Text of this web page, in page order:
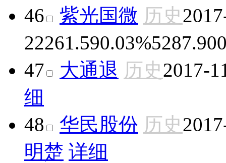
46
紫光国微 历史
22261.590.03%5287.90
47
大通退 历史2017-
细
48
华民股份 历史
明楚 详细